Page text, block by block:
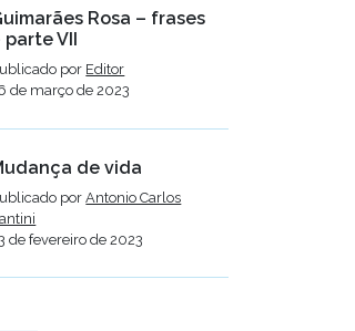
Rosa – frases
parte VII
por Editor
de março de 2023
de vida
porAntonio Carlos
de fevereiro de 2023